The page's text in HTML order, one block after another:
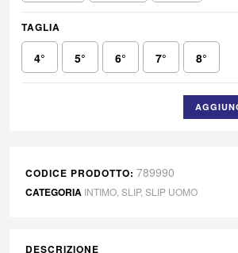
TAGLIA
4° 5° 6° 7° 8°
CODICE PRODOTTO: 789990
CATEGORIA INTIMO SLIP, SLIP UOMO
DESCRIZIONE